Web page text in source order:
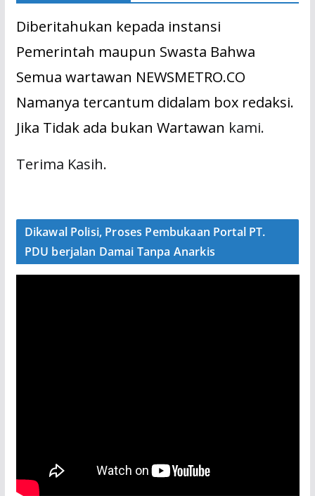
Diberitahukan kepada instansi
Pemerintah maupun Swasta Bahwa
Semua wartawan NEWSMETRO.CO
Namanya tercantum didalam box redaksi.
Jika Tidak ada bukan Wartawan kami.
Terima Kasih.
Dikawal Polisi, Proses Pembukaan Portal PT.
PDU berjalan Damai Tanpa Anarkis